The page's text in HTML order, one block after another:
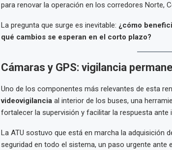
para renovar la operación en los corredores Norte,
La pregunta que surge es inevitable: ¿cómo
qué cambios se esperan en el corto plazo?
Cámaras y GPS: vigilancia
Uno de los componentes más relevantes de esta
videovigilanciaal interior de los buses, una
fortalecer la supervisión y facilitar la respuesta ante
La ATU sostuvo que está en marcha la adquisición
seguridad en todo el sistema, un paso urgente ante